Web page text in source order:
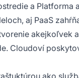
a Platforma
aj PaaS
akejkoľvek
Cloudoví
ako